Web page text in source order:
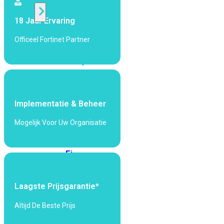
Alle
Access
Generatie
Wi-
Fi
6EWi-
7
18 Jaar Ervaring
Officeel Fortinet Partner
Implementatie & Beheer
Mogelijk Voor Uw Organisatie
Laagste Prijsgarantie*
Altijd De Beste Prijs